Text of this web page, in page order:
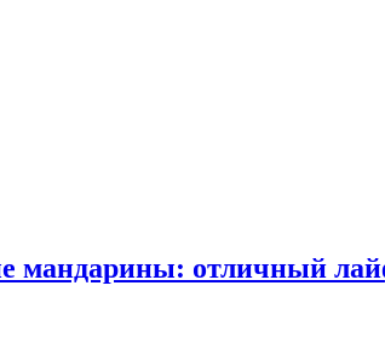
мандарины: отличный